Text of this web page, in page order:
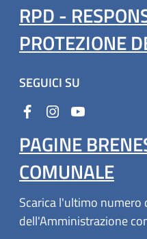
RPD -
PROTEZIONE
SEGUICI SU
PAGINE
COMUNALE
Scarica l'ultimo numero
dell'Amministrazione